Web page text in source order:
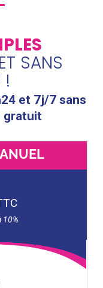
SANS
!
et 7j/7 sans
gratuit